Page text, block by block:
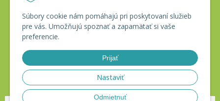
Súbory cookie nám pomáhajú pri poskytovaní služieb
pre vás. Umožňujú spoznať a zapamätať si vaše
preferencie.
Prijať
Nastaviť
Odmietnuť
CERTIFIKÁTY